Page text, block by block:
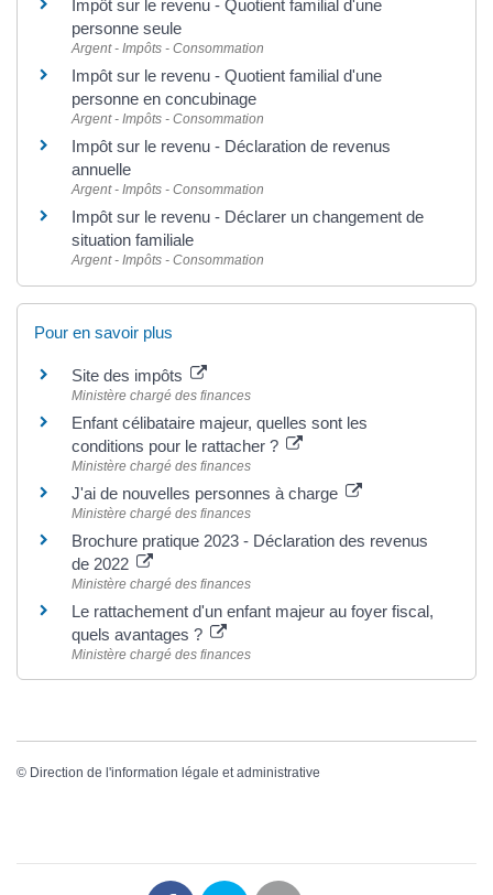
Impôt sur le revenu - Quotient familial d'une
personne seule
Argent - Impôts - Consommation
Impôt sur le revenu - Quotient familial d'une
personne en concubinage
Argent - Impôts - Consommation
Impôt sur le revenu - Déclaration de revenus
annuelle
Argent - Impôts - Consommation
Impôt sur le revenu - Déclarer un changement de
situation familiale
Argent - Impôts - Consommation
Pour en savoir plus
Site des impôts
Ministère chargé des finances
Enfant célibataire majeur, quelles sont les
conditions pour le rattacher ?
Ministère chargé des finances
J'ai de nouvelles personnes à charge
Ministère chargé des finances
Brochure pratique 2023 - Déclaration des revenus
de 2022
Ministère chargé des finances
Le rattachement d'un enfant majeur au foyer fiscal,
quels avantages ?
Ministère chargé des finances
© Direction de l'information légale et administrative